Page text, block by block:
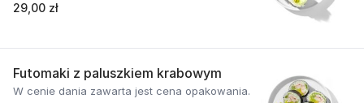
29,00 zł
Futomaki z paluszkiem krabowym
W cenie dania zawarta jest cena opakowania.